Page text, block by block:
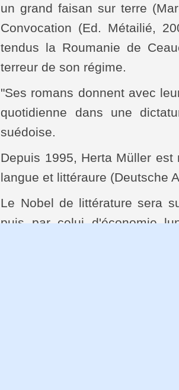
un grand faisan sur terre
Convocation (Ed. Métailié,
tendus la Roumanie de
terreur de son régime.
"Ses romans donnent avec
quotidienne dans une
suédoise.
Depuis 1995, Herta Müller
langue et littéraure (Deutsche
Le Nobel de littérature sera
puis par celui d'économie